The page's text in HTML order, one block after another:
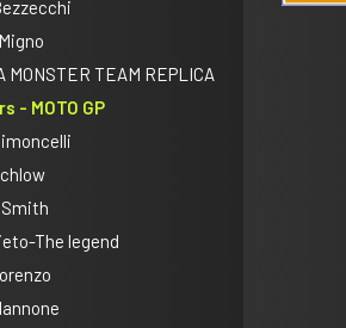
MONSTER TEAM REPLICA
- MOTO GP
The legend